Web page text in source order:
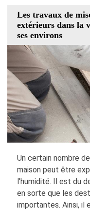
Les travaux de
extérieurs dans la
ses environs
Un certain nombre
maison peut être
l'humidité. Il est du
en sorte que les
importantes. Ainsi, il